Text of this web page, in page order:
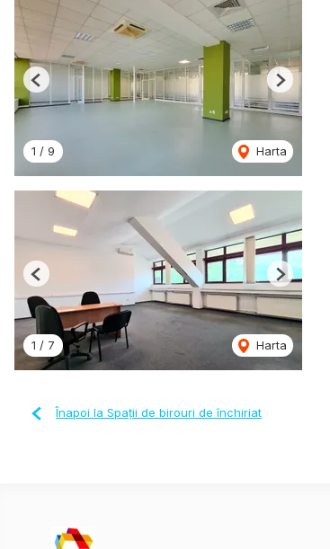
1 / 9 Harta
Previous Next
1 / 7 Harta
Previous Next
Înapoi la Spații de birouri de închiriat